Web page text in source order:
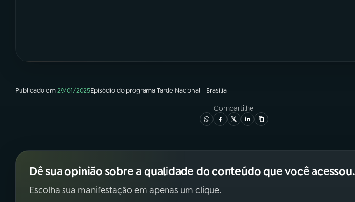
Publicado em29/01/2025Episódiodo programaTarde Nacional - Brasília
Compartilhe
Dê sua opinião sobre a qualidade do conteúdo que você acessou.
Escolha sua manifestação em apenas um clique.